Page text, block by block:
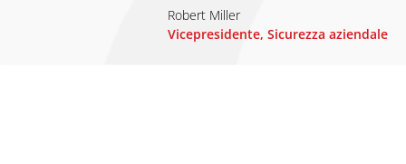
Robert Miller
Vicepresidente, Sicurezza aziendale